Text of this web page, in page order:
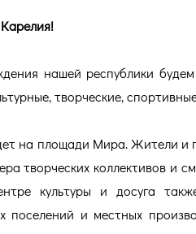
нашей республики
творческие,
на площади Мира. Жители и
творческих коллективов и
культуры и досуга
поселений и местных